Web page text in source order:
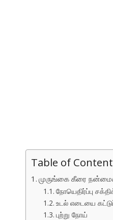
Table of
முருங்கை கீரை
நோயெதிர்ப்பு
உடல் எடையை
புற்று நோய்